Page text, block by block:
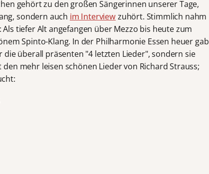
gehört zu den großen Sängerinnen unserer Tage,
sondern auch im Interviewzuhört. Stimmlich nahm
tiefer Alt angefangen über Mezzo bis heute zum
Spinto-Klang. In der Philharmonie Essen heuer gab
überall präsenten "4 letzten Lieder", sondern sie
mehr leisen schönen Lieder von Richard Strauss;